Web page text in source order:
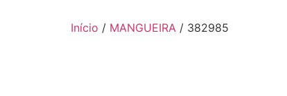
Início / MANGUEIRA / 382985